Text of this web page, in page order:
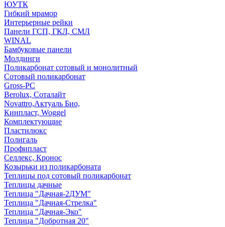
ЮУТК
Гибкий мрамор
Интерьерные рейки
Панели ГСП, ГКЛ, СМЛ
WINAL
Бамбуковые панели
Молдинги
Поликарбонат сотовый и монолитный
Сотовый поликарбонат
Gross-PC
Berolux, Соталайт
Novattro,Актуаль Био,
Кинпласт, Woggel
Комплектующие
Пластилюкс
Полигаль
Профипласт
Селлекс, Кронос
Козырьки из поликарбоната
Теплицы под сотовый поликарбонат
Теплицы дачные
Теплица "Дачная-2ДУМ"
Теплица "Дачная-Стрелка"
Теплица "Дачная-Эко"
Теплица "Добротная 20"